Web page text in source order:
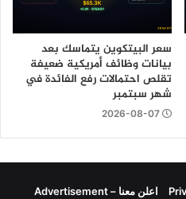
سعر البيتكوين يتماسك بعد
بيانات وظائف أمريكية ضعيفة
تقلص احتمالات رفع الفائدة في
شهر سبتمبر
2026-08-07
اعلن معنا – Advertisement